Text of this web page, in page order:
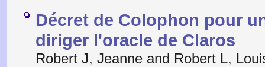
Décret de Colophon pour
diriger l'oracle de Claros
Robert J, Jeanne and Robert L,